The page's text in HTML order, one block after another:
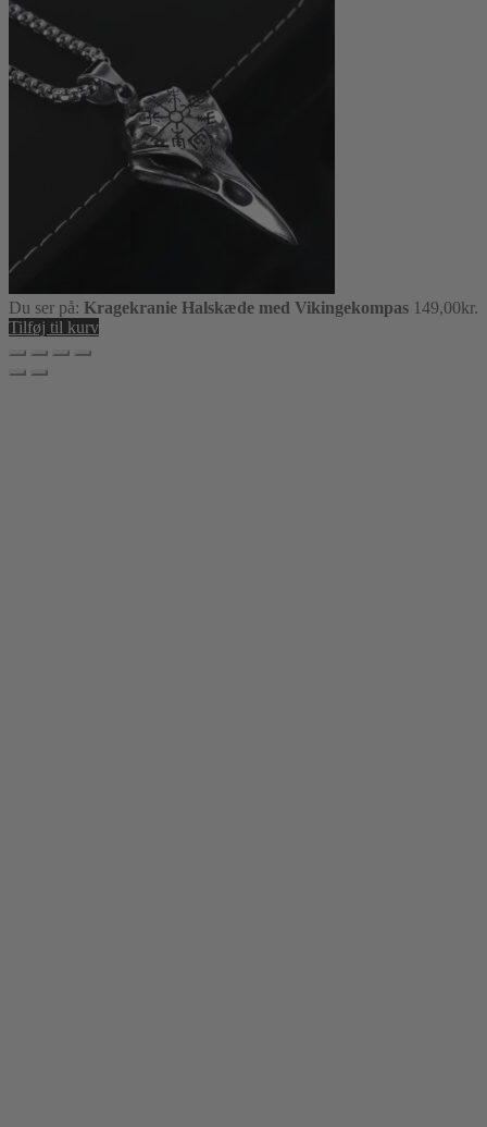
Du ser på: Kragekranie Halskæde med Vikingekompas 149,00kr.
Tilføj til kurv